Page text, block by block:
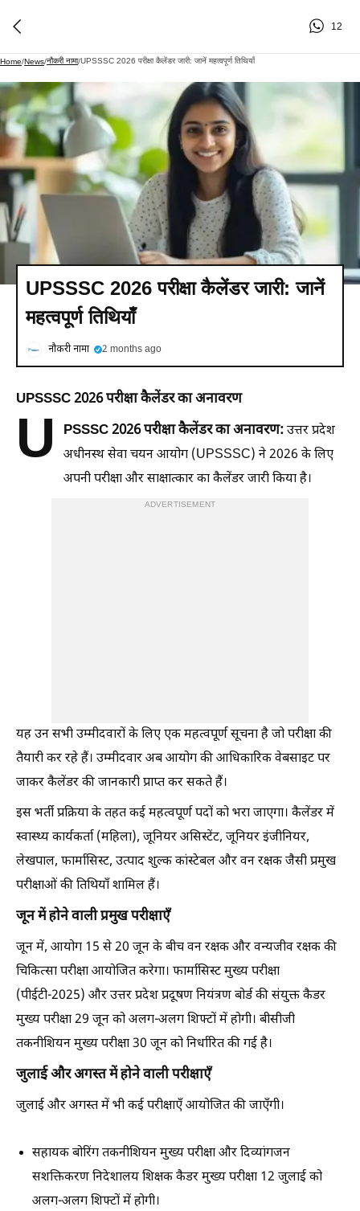
12
Home/News/नौकरी नामा/UPSSSC 2026 परीक्षा कैलेंडर जारी: जानें महत्वपूर्ण तिथियाँ
UPSSSC 2026 परीक्षा कैलेंडर जारी: जानें
महत्वपूर्ण तिथियाँ
नौकरी नामा 2 months ago
UPSSSC 2026 परीक्षा कैलेंडर का अनावरण
U PSSSC 2026 परीक्षा कैलेंडर का अनावरण:उत्तर प्रदेश
अधीनस्थ सेवा चयन आयोग (UPSSSC) ने 2026 के लिए
अपनी परीक्षा और साक्षात्कार का कैलेंडर जारी किया है।
ADVERTISEMENT
यह उन सभी उम्मीदवारों के लिए एक महत्वपूर्ण सूचना है जो परीक्षा की
तैयारी कर रहे हैं। उम्मीदवार अब आयोग की आधिकारिक वेबसाइट पर
जाकर कैलेंडर की जानकारी प्राप्त कर सकते हैं।
इस भर्ती प्रक्रिया के तहत कई महत्वपूर्ण पदों को भरा जाएगा। कैलेंडर में
स्वास्थ्य कार्यकर्ता (महिला), जूनियर असिस्टेंट, जूनियर इंजीनियर,
लेखपाल, फार्मासिस्ट, उत्पाद शुल्क कांस्टेबल और वन रक्षक जैसी प्रमुख
परीक्षाओं की तिथियाँ शामिल हैं।
जून में होने वाली प्रमुख परीक्षाएँ
जून में, आयोग 15 से 20 जून के बीच वन रक्षक और वन्यजीव रक्षक की
चिकित्सा परीक्षा आयोजित करेगा। फार्मासिस्ट मुख्य परीक्षा
(पीईटी-2025) और उत्तर प्रदेश प्रदूषण नियंत्रण बोर्ड की संयुक्त कैडर
मुख्य परीक्षा 29 जून को अलग-अलग शिफ्टों में होगी। बीसीजी
तकनीशियन मुख्य परीक्षा 30 जून को निर्धारित की गई है।
जुलाई और अगस्त में होने वाली परीक्षाएँ
जुलाई और अगस्त में भी कई परीक्षाएँ आयोजित की जाएँगी।
सहायक बोरिंग तकनीशियन मुख्य परीक्षा और दिव्यांगजन
सशक्तिकरण निदेशालय शिक्षक कैडर मुख्य परीक्षा 12 जुलाई को
अलग-अलग शिफ्टों में होगी।